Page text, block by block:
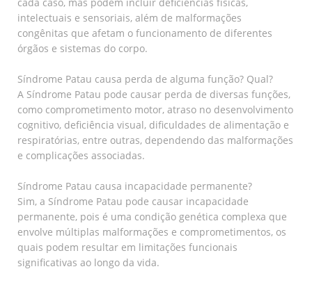
intelectuais e sensoriais, além de malformações
congênitas que afetam o funcionamento de diferentes
órgãos e sistemas do corpo.
Síndrome Patau causa perda de alguma função? Qual?
A Síndrome Patau pode causar perda de diversas funções,
como comprometimento motor, atraso no desenvolvimento
cognitivo, deficiência visual, dificuldades de alimentação e
respiratórias, entre outras, dependendo das malformações
e complicações associadas.
Síndrome Patau causa incapacidade permanente?
Sim, a Síndrome Patau pode causar incapacidade
permanente, pois é uma condição genética complexa que
envolve múltiplas malformações e comprometimentos, os
quais podem resultar em limitações funcionais
significativas ao longo da vida.